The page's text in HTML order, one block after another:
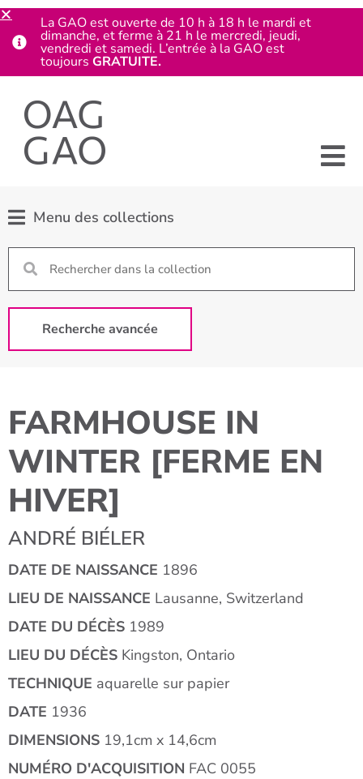
Menu des collections
Recherche avancée
FARMHOUSE IN
WINTER [FERME EN
HIVER]
ANDRÉ BIÉLER
DATE DE NAISSANCE 1896
LIEU DE NAISSANCE Lausanne, Switzerland
DATE DU DÉCÈS 1989
LIEU DU DÉCÈS Kingston, Ontario
TECHNIQUE aquarelle sur papier
DATE 1936
DIMENSIONS 19,1cm x 14,6cm
NUMÉRO D'ACQUISITION FAC 0055
La GAO est ouverte de 10 h à 18 h le mardi et
dimanche, et ferme à 21 h le mercredi, jeudi,
vendredi et samedi. L’entrée à la GAO est
toujours GRATUITE.